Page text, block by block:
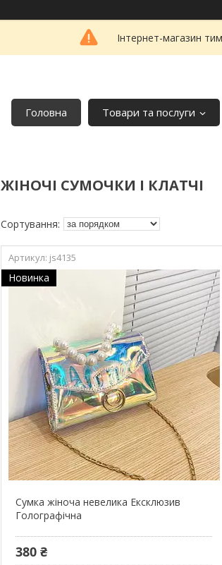
Інтернет-магазин
Головна Товари та послуги
ЖІНОЧІ СУМОЧКИ І КЛАТЧІ
js4135
Новинка
Сумка жіноча невелика Ексклюзив
Голографічна
380 ₴